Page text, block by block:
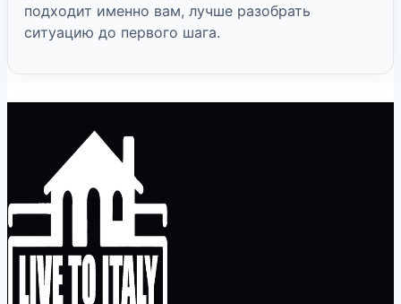
подходит именно вам, лучше разобрать
ситуацию до первого шага.